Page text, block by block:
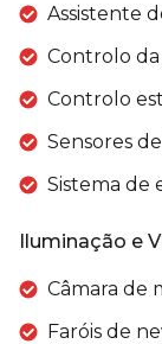
Assistente
Controlo da
Controlo
Sensores
Sistema de
Iluminação e
Câmara de
Faróis de